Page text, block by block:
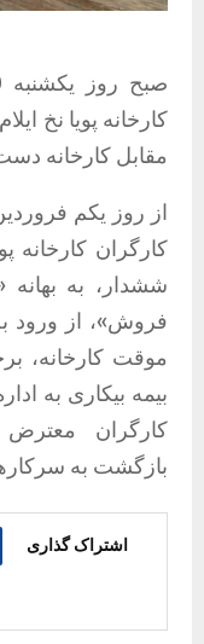
کارخانه پویا نخ
مقابل کارخانه
کارگران کارخانه
ششدار، به بهانه
فروش»، از ورود
موقت کارخانه،
بیمه بیکاری به
کارگران معترض
بازگشت به
اشتراک گذاری